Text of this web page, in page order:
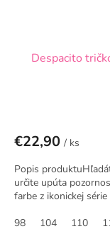
Despacito
€22,90 / ks
Popis
určite upúta
farbe z ikonickej
98
104 110